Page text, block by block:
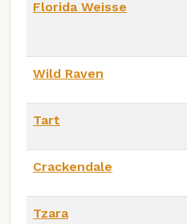
Florida Weisse
Wild Raven
Tart
Crackendale
Tzara